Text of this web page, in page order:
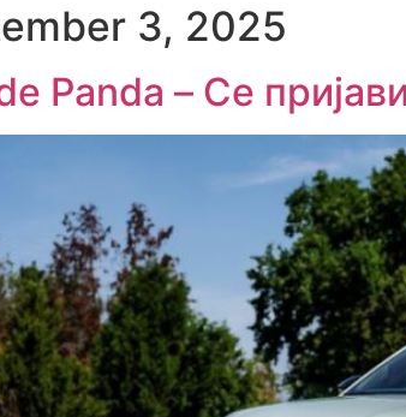
3, 2025
Panda – Се